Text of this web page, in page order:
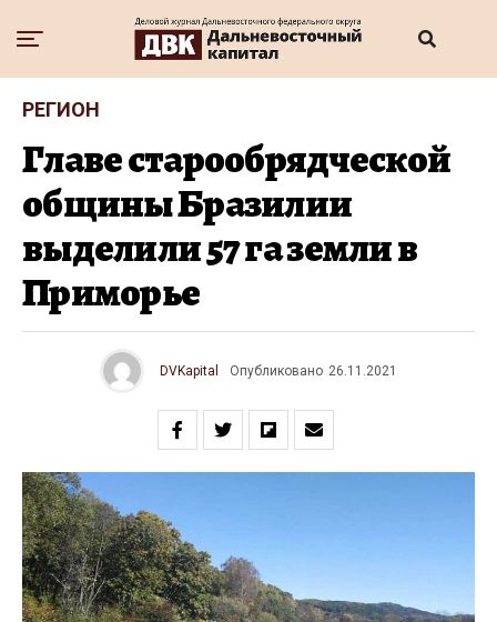
РЕГИОН
Главе старообрядческой
общины Бразилии
выделили 57 га земли в
Приморье
DVKapital Опубликовано 26.11.2021